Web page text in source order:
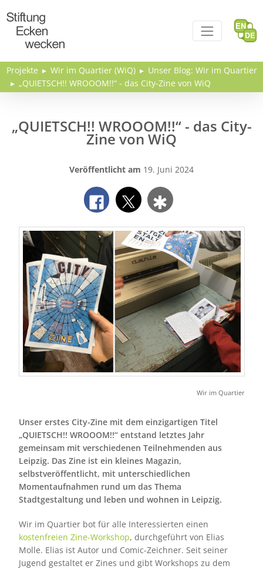
Projekte Wir im Quartier (WiQ)
Unser Blog: Wir im Quartier
„QUIETSCH!! WROOOM!!“ - das City-Zine von WiQ
„QUIETSCH!! WROOOM!!“ - das City-
Zine von WiQ
Veröffentlicht am 19. Juni 2024
Wir im Quartier
Unser erstes City-Zine mit dem einzigartigen Titel
„QUIETSCH!! WROOOM!!“ entstand letztes Jahr
gemeinsam mit verschiedenen Teilnehmenden aus
Leipzig. Das Zine ist ein kleines Magazin,
selbstveröffentlicht, mit unterschiedlichen
Momentaufnahmen rund um das Thema
Stadtgestaltung und leben und wohnen in Leipzig.
Wir im Quartier bot für alle Interessierten einen
kostenfreien Zine-Workshop, durchgeführt von Elias
Molle. Elias ist Autor und Comic-Zeichner. Seit seiner
Jugend gestaltet er Zines und gibt Workshops zu dem